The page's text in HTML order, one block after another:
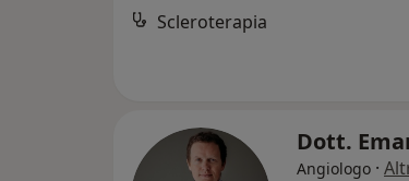
Scleroterapia
Dott.
Angiologo ·